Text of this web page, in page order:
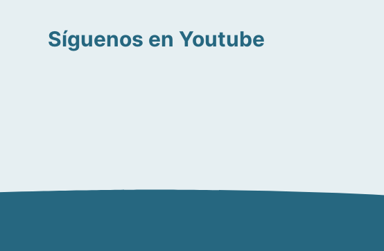
Síguenos en Youtube